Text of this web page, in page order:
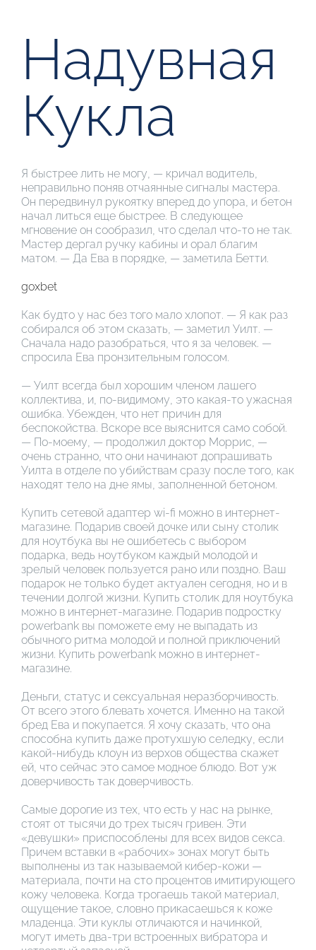
Надувная
Кукла
Я быстрее лить не могу, — кричал водитель,
неправильно поняв отчаянные сигналы мастера.
Он передвинул рукоятку вперед до упора, и бетон
начал литься еще быстрее. В следующее
мгновение он сообразил, что сделал что-то не так.
Мастер дергал ручку кабины и орал благим
матом. — Да Ева в порядке, — заметила Бетти.
goxbet
Как будто у нас без того мало хлопот. — Я как раз
собирался об этом сказать, — заметил Уилт. —
Сначала надо разобраться, что я за человек. —
спросила Ева пронзительным голосом.
— Уилт всегда был хорошим членом лашего
коллектива, и, по-видимому, это какая-то ужасная
ошибка. Убежден, что нет причин для
беспокойства. Вскоре все выяснится само собой.
— По-моему, — продолжил доктор Моррис, —
очень странно, что они начинают допрашивать
Уилта в отделе по убийствам сразу после того, как
находят тело на дне ямы, заполненной бетоном.
Купить сетевой адаптер wi-fi можно в интернет-
магазине. Подарив своей дочке или сыну столик
для ноутбука вы не ошибетесь с выбором
подарка, ведь ноутбуком каждый молодой и
зрелый человек пользуется рано или поздно. Ваш
подарок не только будет актуален сегодня, но и в
течении долгой жизни. Купить столик для ноутбука
можно в интернет-магазине. Подарив подростку
powerbank вы поможете ему не выпадать из
обычного ритма молодой и полной приключений
жизни. Купить powerbank можно в интернет-
магазине.
Деньги, статус и сексуальная неразборчивость.
От всего этого блевать хочется. Именно на такой
бред Ева и покупается. Я хочу сказать, что она
способна купить даже протухшую селедку, если
какой-нибудь клоун из верхов общества скажет
ей, что сейчас это самое модное блюдо. Вот уж
доверчивость так доверчивость.
Самые дорогие из тех, что есть у нас на рынке,
стоят от тысячи до трех тысяч гривен. Эти
«девушки» приспособлены для всех видов секса.
Причем вставки в «рабочих» зонах могут быть
выполнены из так называемой кибер-кожи —
материала, почти на сто процентов имитирующего
кожу человека. Когда трогаешь такой материал,
ощущение такое, словно прикасаешься к коже
младенца. Эти куклы отличаются и начинкой,
могут иметь два-три встроенных вибратора и